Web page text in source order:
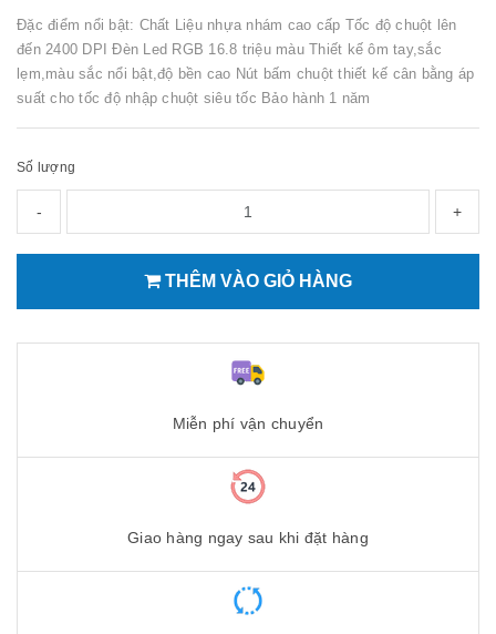
Đặc điểm nổi bật: Chất Liệu nhựa nhám cao cấp Tốc độ chuột lên
đến 2400 DPI Đèn Led RGB 16.8 triệu màu Thiết kế ôm tay,sắc
lẹm,màu sắc nổi bật,độ bền cao Nút bấm chuột thiết kế cân bằng áp
suất cho tốc độ nhập chuột siêu tốc Bảo hành 1 năm
Số lượng
- +
THÊM VÀO GIỎ HÀNG
Miễn phí vận chuyển
Giao hàng ngay sau khi đặt hàng